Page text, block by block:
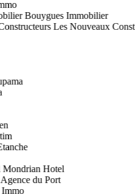
Bouygues Immobilier
Les Nouveaux
Hotel
du Port